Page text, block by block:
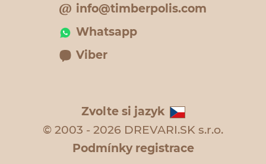
info@timberpolis.com
Whatsapp
Viber
Zvolte si jazyk
© 2003 - 2026 DREVARI.SK s.r.o.
Podmínky registrace